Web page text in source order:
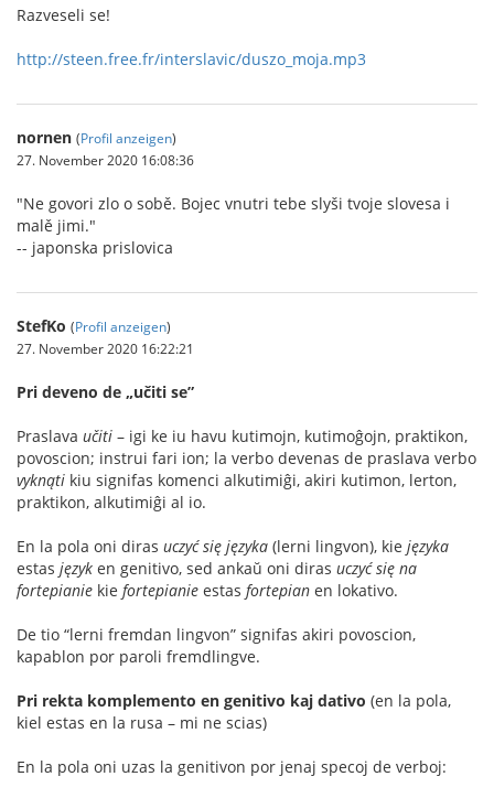
Razveseli se!
http://steen.free.fr/interslavic/duszo_moja.mp3
nornen (Profil anzeigen)
27. November 2020 16:08:36
"Ne govori zlo o sobě. Bojec vnutri tebe slyši tvoje slovesa i
malě jimi."
-- japonska prislovica
StefKo (Profil anzeigen)
27. November 2020 16:22:21
Pri deveno de „učiti se”
Praslava učiti – igi ke iu havu kutimojn, kutimoĝojn, praktikon,
povoscion; instrui fari ion; la verbo devenas de praslava verbo
vyknąti kiu signifas komenci alkutimiĝi, akiri kutimon, lerton,
praktikon, alkutimiĝi al io.
En la pola oni diras uczyć się języka (lerni lingvon), kie języka
estas język en genitivo, sed ankaŭ oni diras uczyć się na
fortepianie kie fortepianie estas fortepian en lokativo.
De tio “lerni fremdan lingvon” signifas akiri povoscion,
kapablon por paroli fremdlingve.
Pri rekta komplemento en genitivo kaj dativo (en la pola,
kiel estas en la rusa – mi ne scias)
En la pola oni uzas la genitivon por jenaj specoj de verboj: